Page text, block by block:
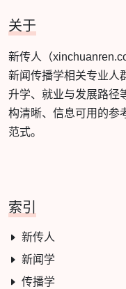
关于
新传人（
新闻传播学相关专业人
升学、就业与发展路径
构清晰、信息可用的参
范式。
索引
新传人
新闻学
传播学